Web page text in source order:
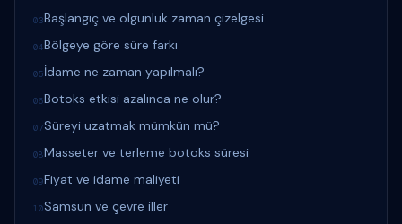
03Başlangıç ve olgunluk zaman çizelgesi
04Bölgeye göre süre farkı
05İdame ne zaman yapılmalı?
06Botoks etkisi azalınca ne olur?
07Süreyi uzatmak mümkün mü?
08Masseter ve terleme botoks süresi
09Fiyat ve idame maliyeti
10Samsun ve çevre iller